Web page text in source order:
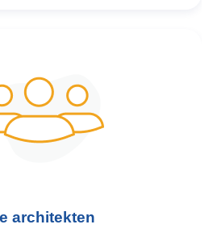
architekten